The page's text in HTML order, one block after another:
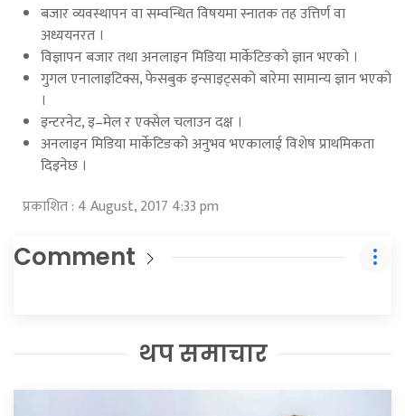
बजार व्यवस्थापन वा सम्वन्धित विषयमा स्नातक तह उत्तिर्ण वा
अध्ययनरत ।
विज्ञापन बजार तथा अनलाइन मिडिया मार्केटिङको ज्ञान भएको ।
गुगल एनालाइटिक्स, फेसबुक इन्साइट्सको बारेमा सामान्य ज्ञान भएको
।
इन्टरनेट, इ–मेल र एक्सेल चलाउन दक्ष ।
अनलाइन मिडिया मार्केटिङको अनुभव भएकालाई विशेष प्राथमिकता
दिइनेछ ।
प्रकाशित : 4 August, 2017 4:33 pm
Comment
थप समाचार